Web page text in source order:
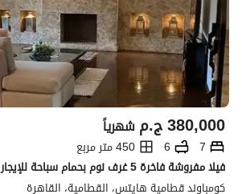
ج.م380,000 شهرياً
7
6
450 متر مربع
فيلا مفروشة فاخرة 5 غرف نوم بحمام سباحة للإيجار في قطامية هايتس
كومباوند قطامية هايتس، القطامية، القاهرة